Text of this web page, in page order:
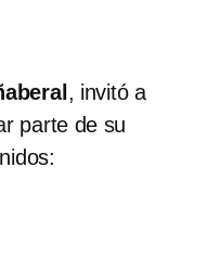
, invitó a
parte de su